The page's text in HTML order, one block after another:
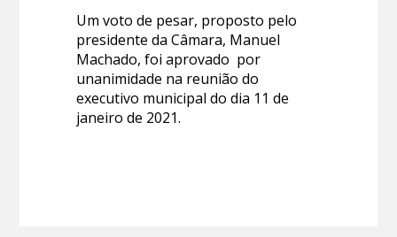
Um voto de pesar, proposto pelo
presidente da Câmara, Manuel
Machado, foi aprovado por
unanimidade na reunião do
executivo municipal do dia 11 de
janeiro de 2021.